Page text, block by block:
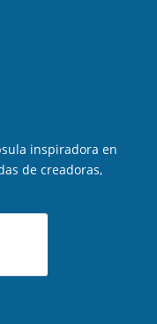
inspiradora en
de creadoras,